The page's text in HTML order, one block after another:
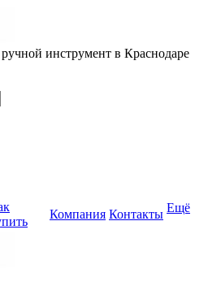
инструмент в Краснодаре
Компания Контакты Ещё